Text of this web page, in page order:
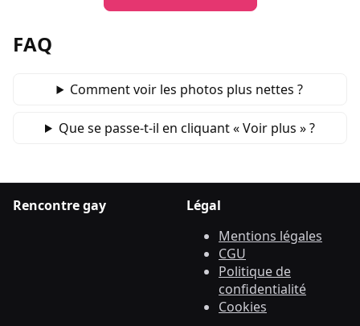
FAQ
Comment voir les photos plus nettes ?
Que se passe‑t‑il en cliquant « Voir plus » ?
Rencontre gay
Légal
Mentions légales
CGU
Politique de
confidentialité
Cookies